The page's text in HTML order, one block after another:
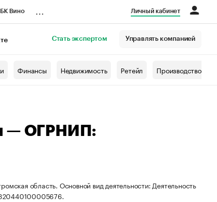
Вино Личный кабинет
Стать экспертом Управлять компанией
Финансы Недвижимость Ретейл Производство
— ОГРНИП:
область. Основной вид деятельности: Деятельность